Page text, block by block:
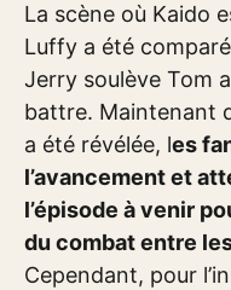
La scène où Kaido
Luffy a été
Jerry soulève Tom
battre. Maintenant
a été révélée, les
l’avancement et
l’épisode à venir
du combat entre
Cependant, pour